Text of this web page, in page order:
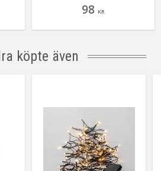
ett
guldfärgade små rosetter som
behagligt sken. Bowie är
98 KR
köpte även